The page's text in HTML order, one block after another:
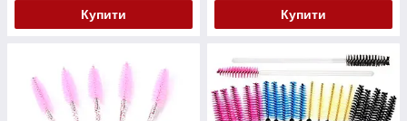
Купити Купити